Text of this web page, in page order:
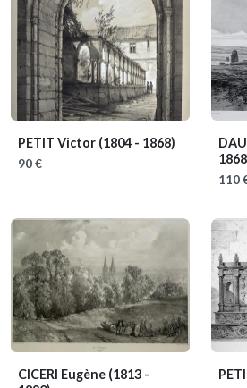
PETIT Victor (1804 - 1868)
90 €
110
CICERI Eugène (1813 -